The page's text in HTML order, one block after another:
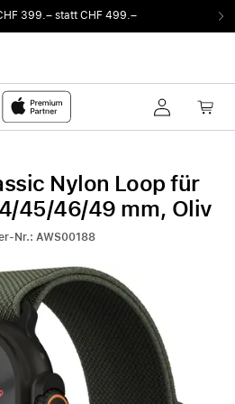
399.– statt CHF 499.–
Nylon Loop für
45/46/49 mm, Oliv
Nr.: AWS00188